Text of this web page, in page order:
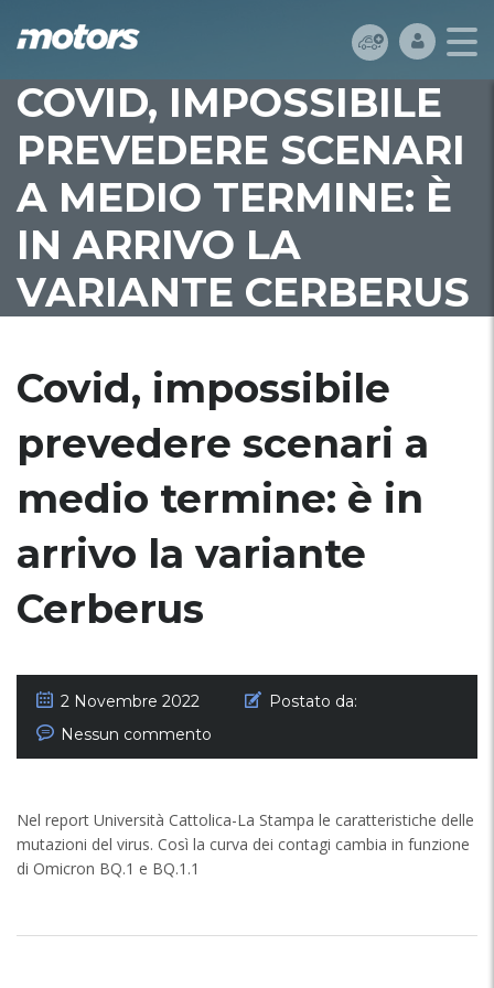
COVID, IMPOSSIBILE
PREVEDERE SCENARI
A MEDIO TERMINE: È
IN ARRIVO LA
VARIANTE CERBERUS
Covid, impossibile
prevedere scenari a
medio termine: è in
arrivo la variante
Cerberus
2 Novembre 2022
Postato da:
Nessun commento
Nel report Università Cattolica-La Stampa le caratteristiche delle
mutazioni del virus. Così la curva dei contagi cambia in funzione
di Omicron BQ.1 e BQ.1.1